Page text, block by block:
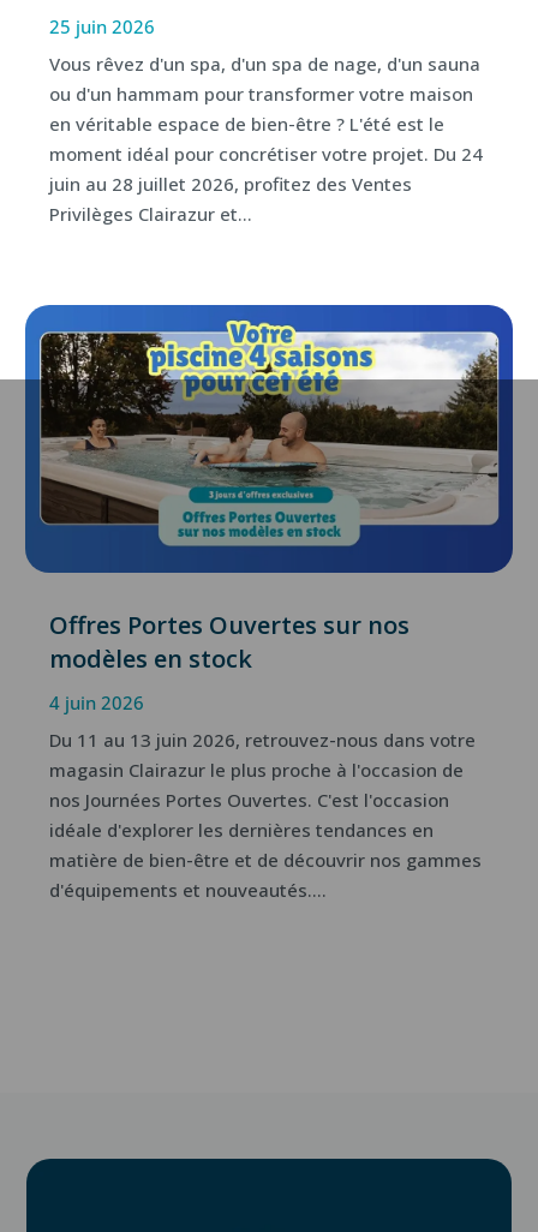
25 juin 2026
Vous rêvez d'un spa, d'un spa de nage, d'un sauna
ou d'un hammam pour transformer votre maison
en véritable espace de bien-être ? L'été est le
moment idéal pour concrétiser votre projet. Du 24
juin au 28 juillet 2026, profitez des Ventes
Privilèges Clairazur et...
Offres Portes Ouvertes sur nos
modèles en stock
4 juin 2026
Du 11 au 13 juin 2026, retrouvez-nous dans votre
magasin Clairazur le plus proche à l'occasion de
nos Journées Portes Ouvertes. C'est l'occasion
idéale d'explorer les dernières tendances en
matière de bien-être et de découvrir nos gammes
d'équipements et nouveautés....